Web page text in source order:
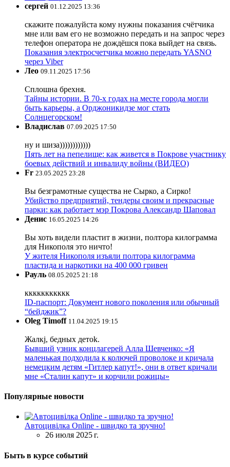
сергей 01.12.2025 13:36
скажите пожалуйста кому нужны показания счётчика
мне или вам его не возможно передать и на запрос через
телефон оператора не дождёшся пока выйдет на связь.
Показания электросчетчика можно передать YASNO
через Viber
Лео 09.11.2025 17:56
Сплошна брехня.
Тайны истории. В 70-х годах на месте города могли
быть карьеры, а Орджоникидзе мог стать
Солнцегорском!
Владислав 07.09.2025 17:50
ну и шиза))))))))))))
Пять лет на пепелище: как живется в Покрове участнику
боевых действий и инвалиду войны (ВИДЕО)
Fr 23.05.2025 23:28
Вы безграмотные существа не Сырко, а Сирко!
Убийство предприятий, тендеры своим и прекрасные
парки: как работает мэр Покрова Александр Шаповал
Денис 16.05.2025 14:26
Вы хоть видели пластит в жизни, полтора килограмма
для Никополя это ничто!
У жителя Никополя изъяли полтора килограмма
пластида и наркотики на 400 000 гривен
Рауль 08.05.2025 21:18
ккккккккккк
ID-паспорт: Документ нового поколения или обычный
“бейджик”?
Oleg Timoff 11.04.2025 19:15
Жалкj, бедных детok.
Бывший узник концлагерей Алла Шевченко: «Я
маленькая подходила к колючей проволоке и кричала
немецким детям «Гитлер капут!», они в ответ кричали
мне «Сталин капут» и корчили рожицы»
Популярные новости
Автоцивілка Online - швидко та зручно!
26 июля 2025 г.
Быть в курсе событий